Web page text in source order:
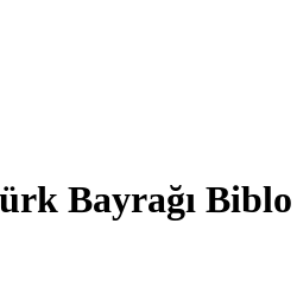
Bayrağı Biblo